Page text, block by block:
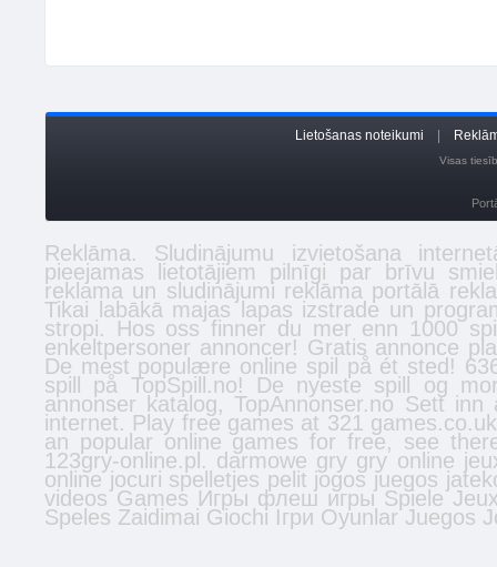
Lietošanas noteikumi
Visas
Reklāma. Sludinājumu izvietošana
pieejamas lietotājiem pilnīgi par brīvu
reklama un sludinājumi reklāma portālā
Tikai labākā majas lapas izstrade un
stropi. Hos oss finner du mer enn 1000
enkeltpersoner annoncer! Gratis annonce
De mest populære online spil på ét sted!
spill på TopSpill.no! De nyeste spill og
annonser katalog, TopAnnonser.no Sett
internet. Play free games at 321
an popular online games for free, see
123gry-online.pl. darmowe gry gry online
online jocuri spelletjes pelit jogos juegos
videos Games Игры флеш игры Spiele
Speles Zaidimai Giochi Ігри Oyunlar Juegos